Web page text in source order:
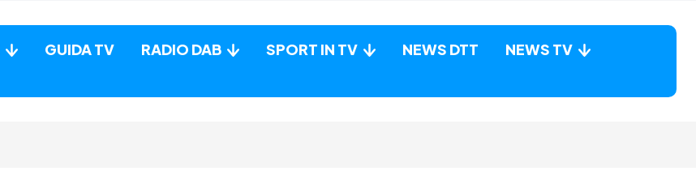
GUIDA TV RADIO DAB SPORT IN TV NEWS DTT
NEWS TV